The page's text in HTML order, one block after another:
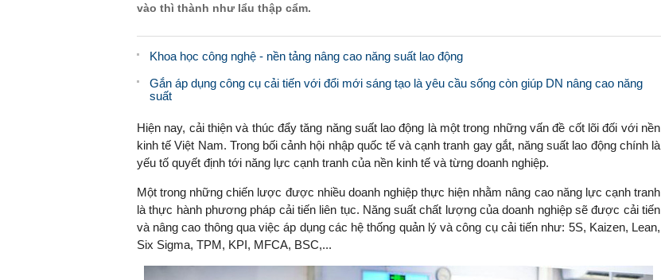
vào thì thành như lẩu thập cẩm.
Khoa học công nghệ - nền tảng nâng cao năng suất lao động
Gắn áp dụng công cụ cải tiến với đổi mới sáng tạo là yêu cầu sống còn giúp DN nâng cao năng
suất
Hiện nay, cải thiện và thúc đẩy tăng năng suất lao động là một trong những vấn đề cốt lõi đối với nền
kinh tế Việt Nam. Trong bối cảnh hội nhập quốc tế và cạnh tranh gay gắt, năng suất lao động chính là
yếu tố quyết định tới năng lực cạnh tranh của nền kinh tế và từng doanh nghiệp.
Một trong những chiến lược được nhiều doanh nghiệp thực hiện nhằm nâng cao năng lực cạnh tranh
là thực hành phương pháp cải tiến liên tục. Năng suất chất lượng của doanh nghiệp sẽ được cải tiến
và nâng cao thông qua việc áp dụng các hệ thống quản lý và công cụ cải tiến như: 5S, Kaizen, Lean,
Six Sigma, TPM, KPI, MFCA, BSC,...